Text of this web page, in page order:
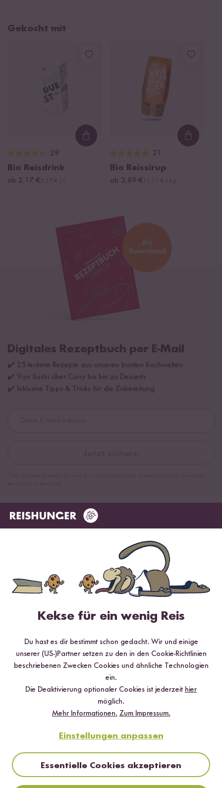
Gekocht mit
Loading...
29
Bio Reisdrink
ab 2,17 €
21
Bio Reissirup
ab 3,89 €
Digitales Rezeptbuch per E-Mail
✔️ 25 leckere Rezepte aus unseren bunten Kochwelten
✔️ Von Sushi über Curry bis hin zu Desserts
✔️ Inklusive Tipps & Tricks für die Zubereitung
Mehr Rezepte mit Bio Weißes Reismehl
Spargel-Hähnchen Pfanne
Kekse für ein wenig Reis
Du hast es dir bestimmt schon gedacht. Wir und einige
unserer (US-)Partner setzen zu den in den Cookie-Richtlinien
beschriebenen Zwecken Cookies und ähnliche Technologien
ein.
Die Deaktivierung optionaler Cookies ist jederzeit hier
möglich.
Mehr Informationen. Zum Impressum.
Einstellungen anpassen
Essentielle Cookies akzeptieren